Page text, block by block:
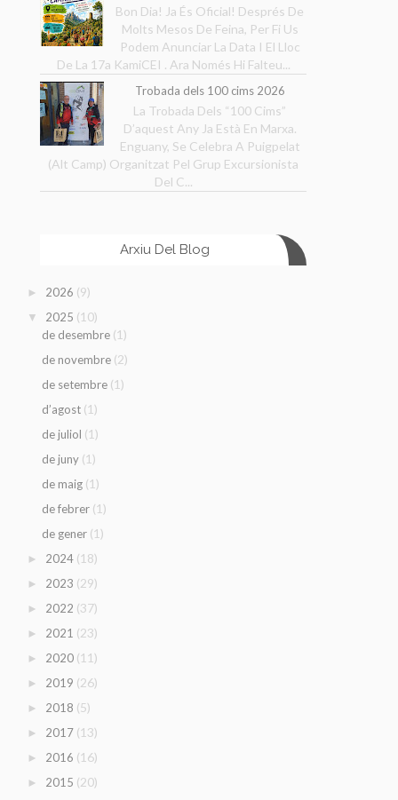
Bon Dia! Ja És Oficial! Després De
Molts Mesos De Feina, Per Fi Us
Podem Anunciar La Data I El Lloc
De La 17a KamiCEI . Ara Només Hi Falteu...
Trobada dels 100 cims 2026
La Trobada Dels “100 Cims”
D’aquest Any Ja Està En Marxa.
Enguany, Se Celebra A Puigpelat
(Alt Camp) Organitzat Pel Grup Excursionista
Del C...
Arxiu Del Blog
► 2026 (9)
▼ 2025 (10)
de desembre (1)
de novembre (2)
de setembre (1)
d’agost (1)
de juliol (1)
de juny (1)
de maig (1)
de febrer (1)
de gener (1)
► 2024 (18)
► 2023 (29)
► 2022 (37)
► 2021 (23)
► 2020 (11)
► 2019 (26)
► 2018 (5)
► 2017 (13)
► 2016 (16)
► 2015 (20)